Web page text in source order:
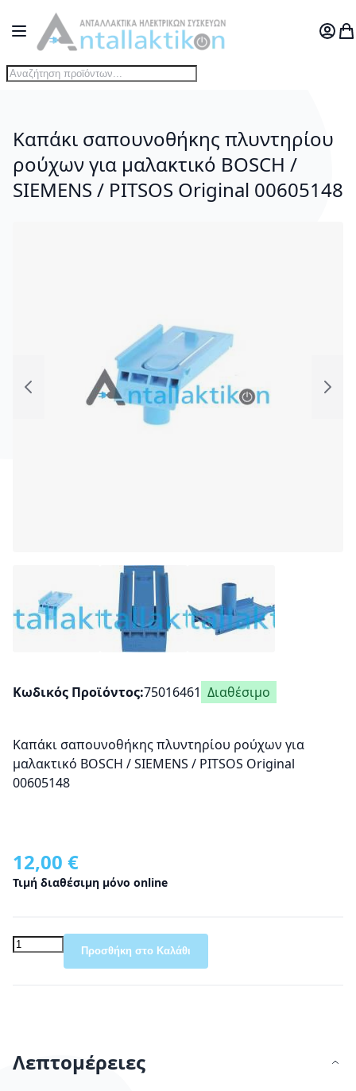
Μετάβαση στο περιεχόμενο
Toggle Nav
Ο
Καπάκι σαπουνοθήκης πλυντηρίου
ρούχων για μαλακτικό BOSCH /
SIEMENS / PITSOS Original 00605148
Κωδικός Προϊόντος 75016461 Διαθέσιμο
Καπάκι σαπουνοθήκης πλυντηρίου ρούχων για
μαλακτικό BOSCH / SIEMENS / PITSOS Original
00605148
12,00 €
Τιμή διαθέσιμη μόνο online
Προσθήκη στο Καλάθι
Λεπτομέρειες